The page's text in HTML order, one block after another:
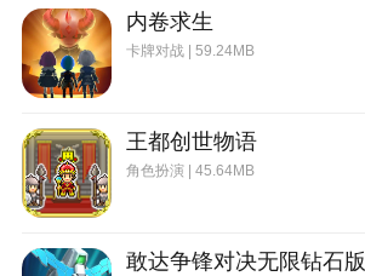
内卷求生
卡牌对战 | 59.24MB
王都创世物语
角色扮演 | 45.64MB
敢达争锋对决无限钻石版